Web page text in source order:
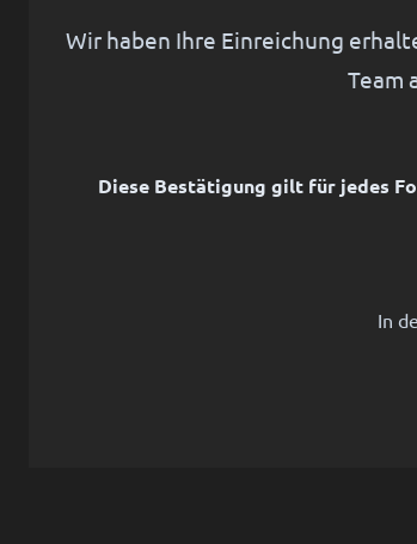
Wir haben Ihre Einreichung
Team
Diese Bestätigung gilt für jedes
In